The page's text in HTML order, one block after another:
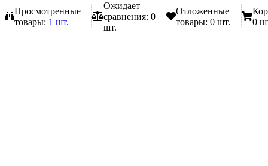
Просмотренные
товары: 1 шт.
Ожидает
сравнения: 0
шт.
Отложенные
товары: 0 шт.
0